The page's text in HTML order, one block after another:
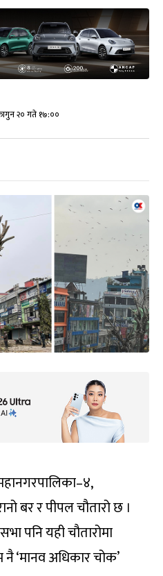
२० गते १७:००
बर र पीपल चौतारो छ ।
पनि यही चौतारोमा
‘मानव अधिकार चोक’